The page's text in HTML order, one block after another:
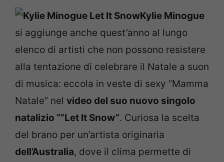
Kylie Minogue
si aggiunge anche quest’anno al lungo
elenco di artisti che non possono resistere
alla tentazione di celebrare il Natale a suon
di musica: eccola in veste di sexy “Mamma
Natale” nel video del suo nuovo singolo
natalizio “”Let It Snow”. Curiosa la scelta
del brano per un’artista originaria
dell’Australia, dove il clima permette di